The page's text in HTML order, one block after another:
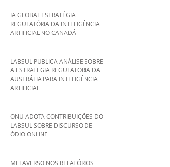
IA GLOBAL ESTRATÉGIA
REGULATÓRIA DA INTELIGÊNCIA
ARTIFICIAL NO CANADÁ
LABSUL PUBLICA ANÁLISE SOBRE
A ESTRATÉGIA REGULATÓRIA DA
AUSTRÁLIA PARA INTELIGÊNCIA
ARTIFICIAL
ONU ADOTA CONTRIBUIÇÕES DO
LABSUL SOBRE DISCURSO DE
ÓDIO ONLINE
METAVERSO NOS RELATÓRIOS